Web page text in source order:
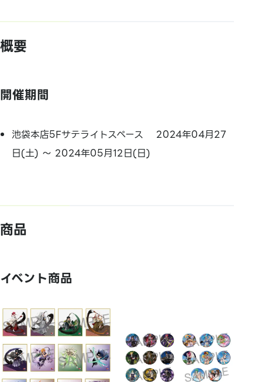
概要
開催期間
池袋本店5Fサテライトスペース 2024年04月27
日(土) ～ 2024年05月12日(日)
商品
イベント商品